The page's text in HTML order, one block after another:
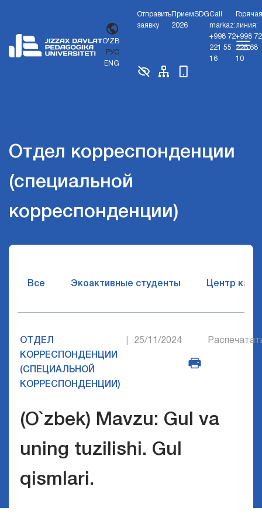
O'ZB
РУС
ENG
Отправить
заявку
Прием
2026
SDGCall
markaz:
+998 72
221 55
16
Горячая
линия:
+998 72
226 68
10
Отдел корреспонденции
(специальной
корреспонденции)
Все Экоактивные студенты Центр
ОТДЕЛ
КОРРЕСПОНДЕНЦИИ
(СПЕЦИАЛЬНОЙ
КОРРЕСПОНДЕНЦИИ)
25/11/2024
(O`zbek) Mavzu: Gul va
uning tuzilishi. Gul
qismlari.